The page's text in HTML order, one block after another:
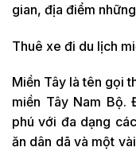
gian, địa điểm
Thuê xe đi du lịch
Miền Tây là tên gọi
miền Tây Nam Bộ.
phú với đa dạng
ăn dân dã và một